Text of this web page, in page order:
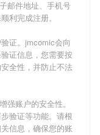
邮件地址、手机号
利完成注册。
证。 jmcomic会向
证信息，您需要按
全性，并防止不法
强账户的安全性。
验证等功能。请根
信息，确保您的账